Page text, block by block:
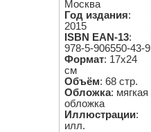
Москва
Год издания:
2015
ISBN EAN-13:
978-5-906550-43-9
Формат: 17х24
см
Объём: 68 стр.
Обложка: мягкая
обложка
Иллюстрации:
илл.